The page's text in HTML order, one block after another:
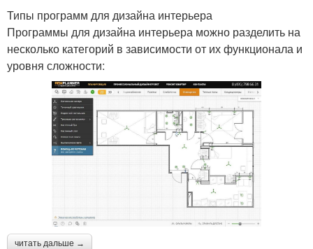
Типы программ для дизайна интерьера
Программы для дизайна интерьера можно разделить на
несколько категорий в зависимости от их функционала и
уровня сложности:
читать дальше →